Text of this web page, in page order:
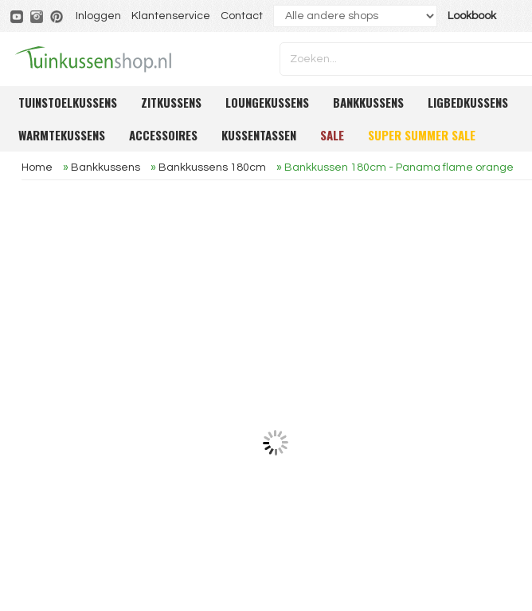
Inloggen Klantenservice Contact Lookbook
TUINSTOELKUSSENS ZITKUSSENS LOUNGEKUSSENS BANKKUSSENS LIGBEDKUSSENS
WARMTEKUSSENS
ACCESSOIRES KUSSENTASSEN SALE SUPER SUMMER SALE
Home » Bankkussens » Bankkussens 180cm » Bankkussen 180cm - Panama flame orange